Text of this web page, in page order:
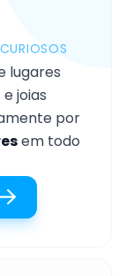
lugares
joias
por
em todo